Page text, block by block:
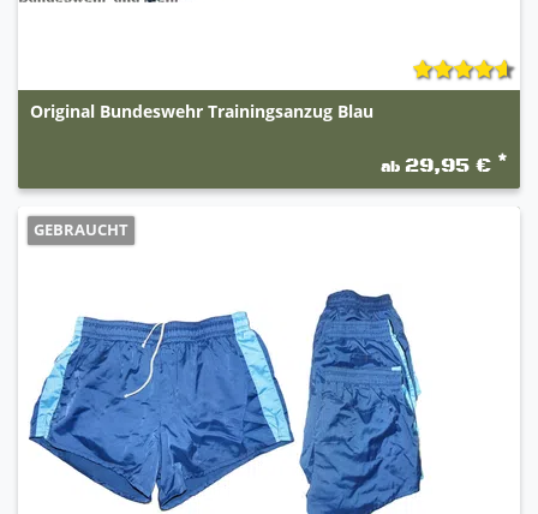
vorgeformte anatomische waschbare und
herausnehmbare Einlegesohle
Polsterung kann der Schuh optimal an den Fuß
angepasst werden
Flachschnürsenkel - verhindert das Nachgeben
nach der Fixierung und gibt daher besonderen
Original Bundeswehr Trainingsanzug Blau
ab 29,95 € *
GEBRAUCHT